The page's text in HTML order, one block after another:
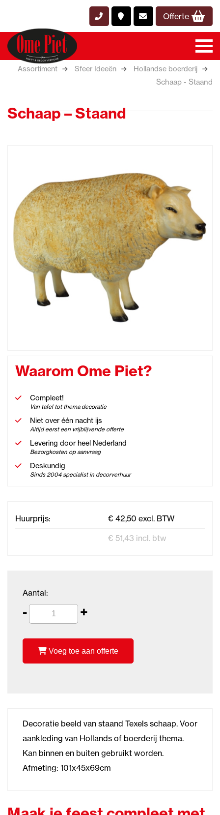
Offerte
Assortiment Sfeer Ideeën Hollandse boerderij
Schaap - Staand
Schaap – Staand
Waarom Ome Piet?
Compleet!
Van tafel tot thema decoratie
Niet over één nacht ijs
Altijd eerst een vrijblijvende offerte
Levering door heel Nederland
Bezorgkosten op aanvraag
Deskundig
Sinds 2004 specialist in decorverhuur
Huurprijs:
€ 42,50 excl. BTW
€ 51,43 incl. btw
Aantal:
- +
Voeg toe aan offerte
Decoratie beeld van staand Texels schaap. Voor
aankleding van Hollands of boerderij thema.
Kan binnen en buiten gebruikt worden.
Afmeting: 101x45x69cm